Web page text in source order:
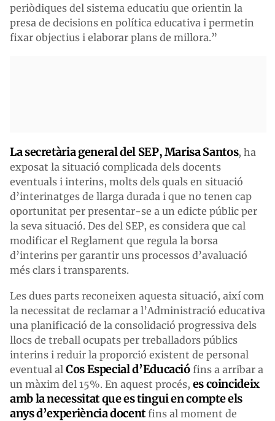
periòdiques del sistema educatiu que orientin la
presa de decisions en política educativa i permetin
fixar objectius i elaborar plans de millora.”
La secretària general del SEP, Marisa Santos, ha
exposat la situació complicada dels docents
eventuals i interins, molts dels quals en situació
d’interinatges de llarga durada i que no tenen cap
oportunitat per presentar-se a un edicte públic per
la seva situació. Des del SEP, es considera que cal
modificar el Reglament que regula la borsa
d’interins per garantir uns processos d’avaluació
més clars i transparents.
Les dues parts reconeixen aquesta situació, així com
la necessitat de reclamar a l’Administració educativa
una planificació de la consolidació progressiva dels
llocs de treball ocupats per treballadors públics
interins i reduir la proporció existent de personal
eventual al Cos Especial d’Educaciófins a arribar a
un màxim del 15%. En aquest procés, es coincideix
amb la necessitat que es tingui en compte els
anys d’experiència docent fins al moment de